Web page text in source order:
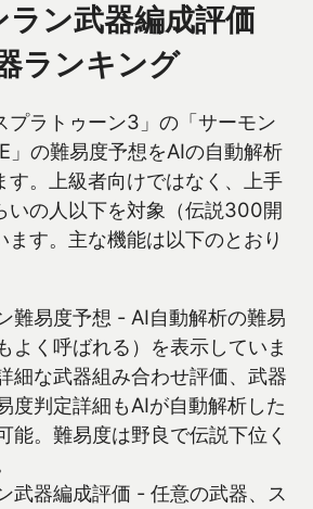
ラン武器編成評価
ランキング
プラトゥーン3」の「サーモン
」の難易度予想をAIの自動解析
す。上級者向けではなく、上手
いの人以下を対象（伝説300開
ます。主な機能は以下のとおり
難易度予想 - AI自動解析の難易
よく呼ばれる）を表示していま
細な武器組み合わせ評価、武器
度判定詳細もAIが自動解析した
能。難易度は野良で伝説下位く
武器編成評価 - 任意の武器、ス